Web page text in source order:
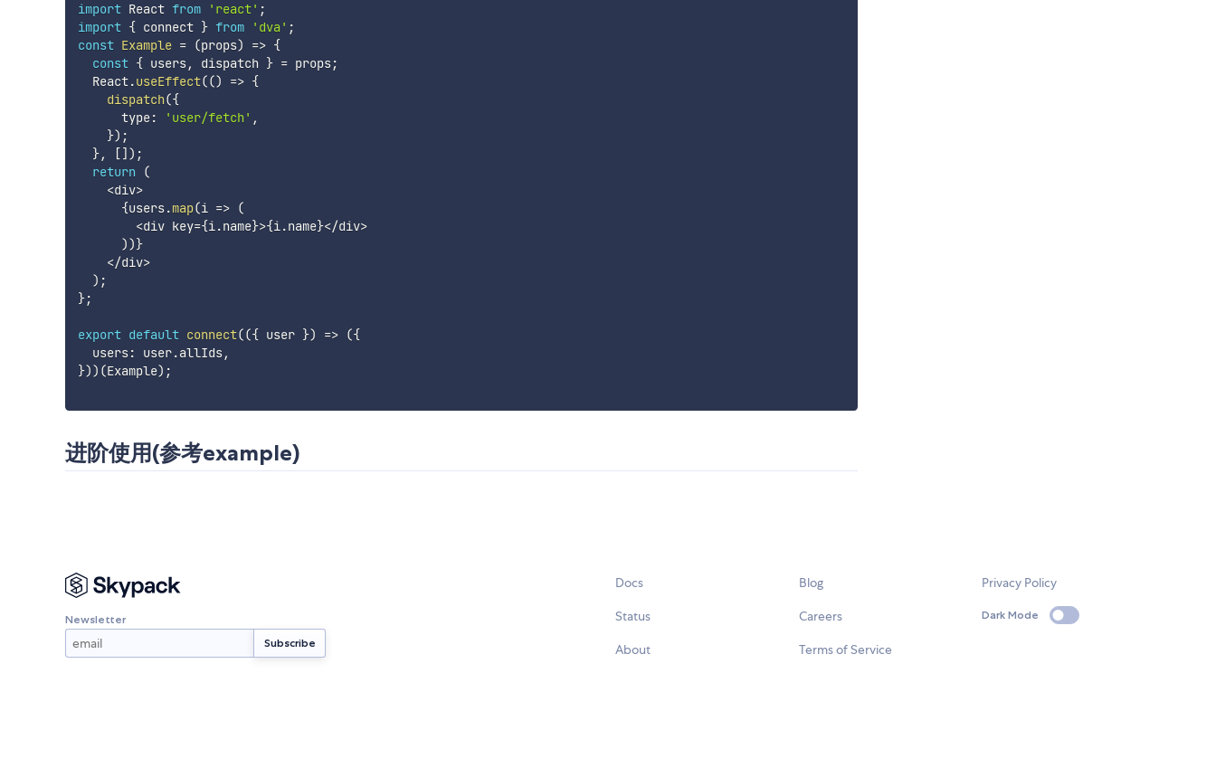
import React from 'react' ;
import { connect } from 'dva' ;
const Example = (props) => {
const { users, dispatch } = props;
  React
.useEffect(() => {
dispatch({
      type
: 'user/fetch' ,
}) ;
}, [] ) ;
return
(
<div>
{users.map(i => (
<div key={i.name}>{i.name}</div>
))}
</div>
) ;
};
export default connect(({ user }) => ({
  users
: user.allIds,
})) (Example) ;
进阶使用(参考example)
Newsletter
Docs
Status
About
Blog
Careers
Terms of Service
Privacy Policy
Dark Mode